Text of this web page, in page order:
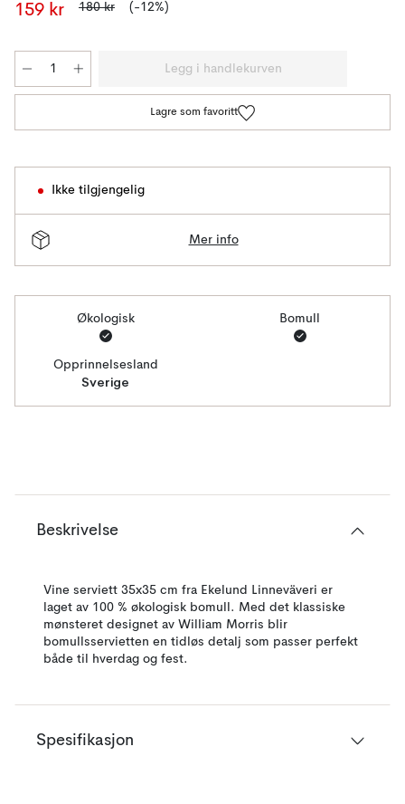
159 kr 180 kr (-12%)
Legg i handlekurven
Lagre som favoritt
Ikke tilgjengelig
Mer info
Økologisk Bomull
Opprinnelsesland
Sverige
Beskrivelse
Vine serviett 35x35 cm fra Ekelund Linneväveri er
laget av 100 % økologisk bomull. Med det klassiske
mønsteret designet av William Morris blir
bomullsservietten en tidløs detalj som passer perfekt
både til hverdag og fest.
Spesifikasjon